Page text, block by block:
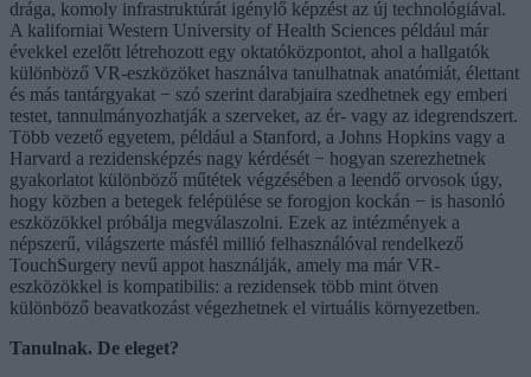
drága, komoly infrastruktúrát igénylő képzést az új technológiával.
A kaliforniai Western University of Health Sciences például már
évekkel ezelőtt létrehozott egy oktatóközpontot, ahol a hallgatók
különböző VR-eszközöket használva tanulhatnak anatómiát, élettant
és más tantárgyakat − szó szerint darabjaira szedhetnek egy emberi
testet, tannulmányozhatják a szerveket, az ér- vagy az idegrendszert.
Több vezető egyetem, például a Stanford, a Johns Hopkins vagy a
Harvard a rezidensképzés nagy kérdését − hogyan szerezhetnek
gyakorlatot különböző műtétek végzésében a leendő orvosok úgy,
hogy közben a betegek felépülése se forogjon kockán − is hasonló
eszközökkel próbálja megválaszolni. Ezek az intézmények a
népszerű, világszerte másfél millió felhasználóval rendelkező
TouchSurgery nevű appot használják, amely ma már VR-
eszközökkel is kompatibilis: a rezidensek több mint ötven
különböző beavatkozást végezhetnek el virtuális környezetben.
Tanulnak. De eleget?